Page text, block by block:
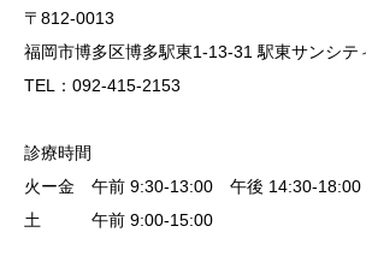
〒812-0013
福岡市博多区博多駅東1-13-31 駅東サンシテ
TEL：092-415-2153
診療時間
火ー金 午前 9:30-13:00 午後 14:30-18:00
土 午前 9:00-15:00